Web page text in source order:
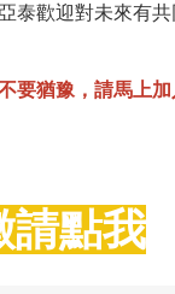
歡迎對未來有
要猶豫，請馬上
請點我